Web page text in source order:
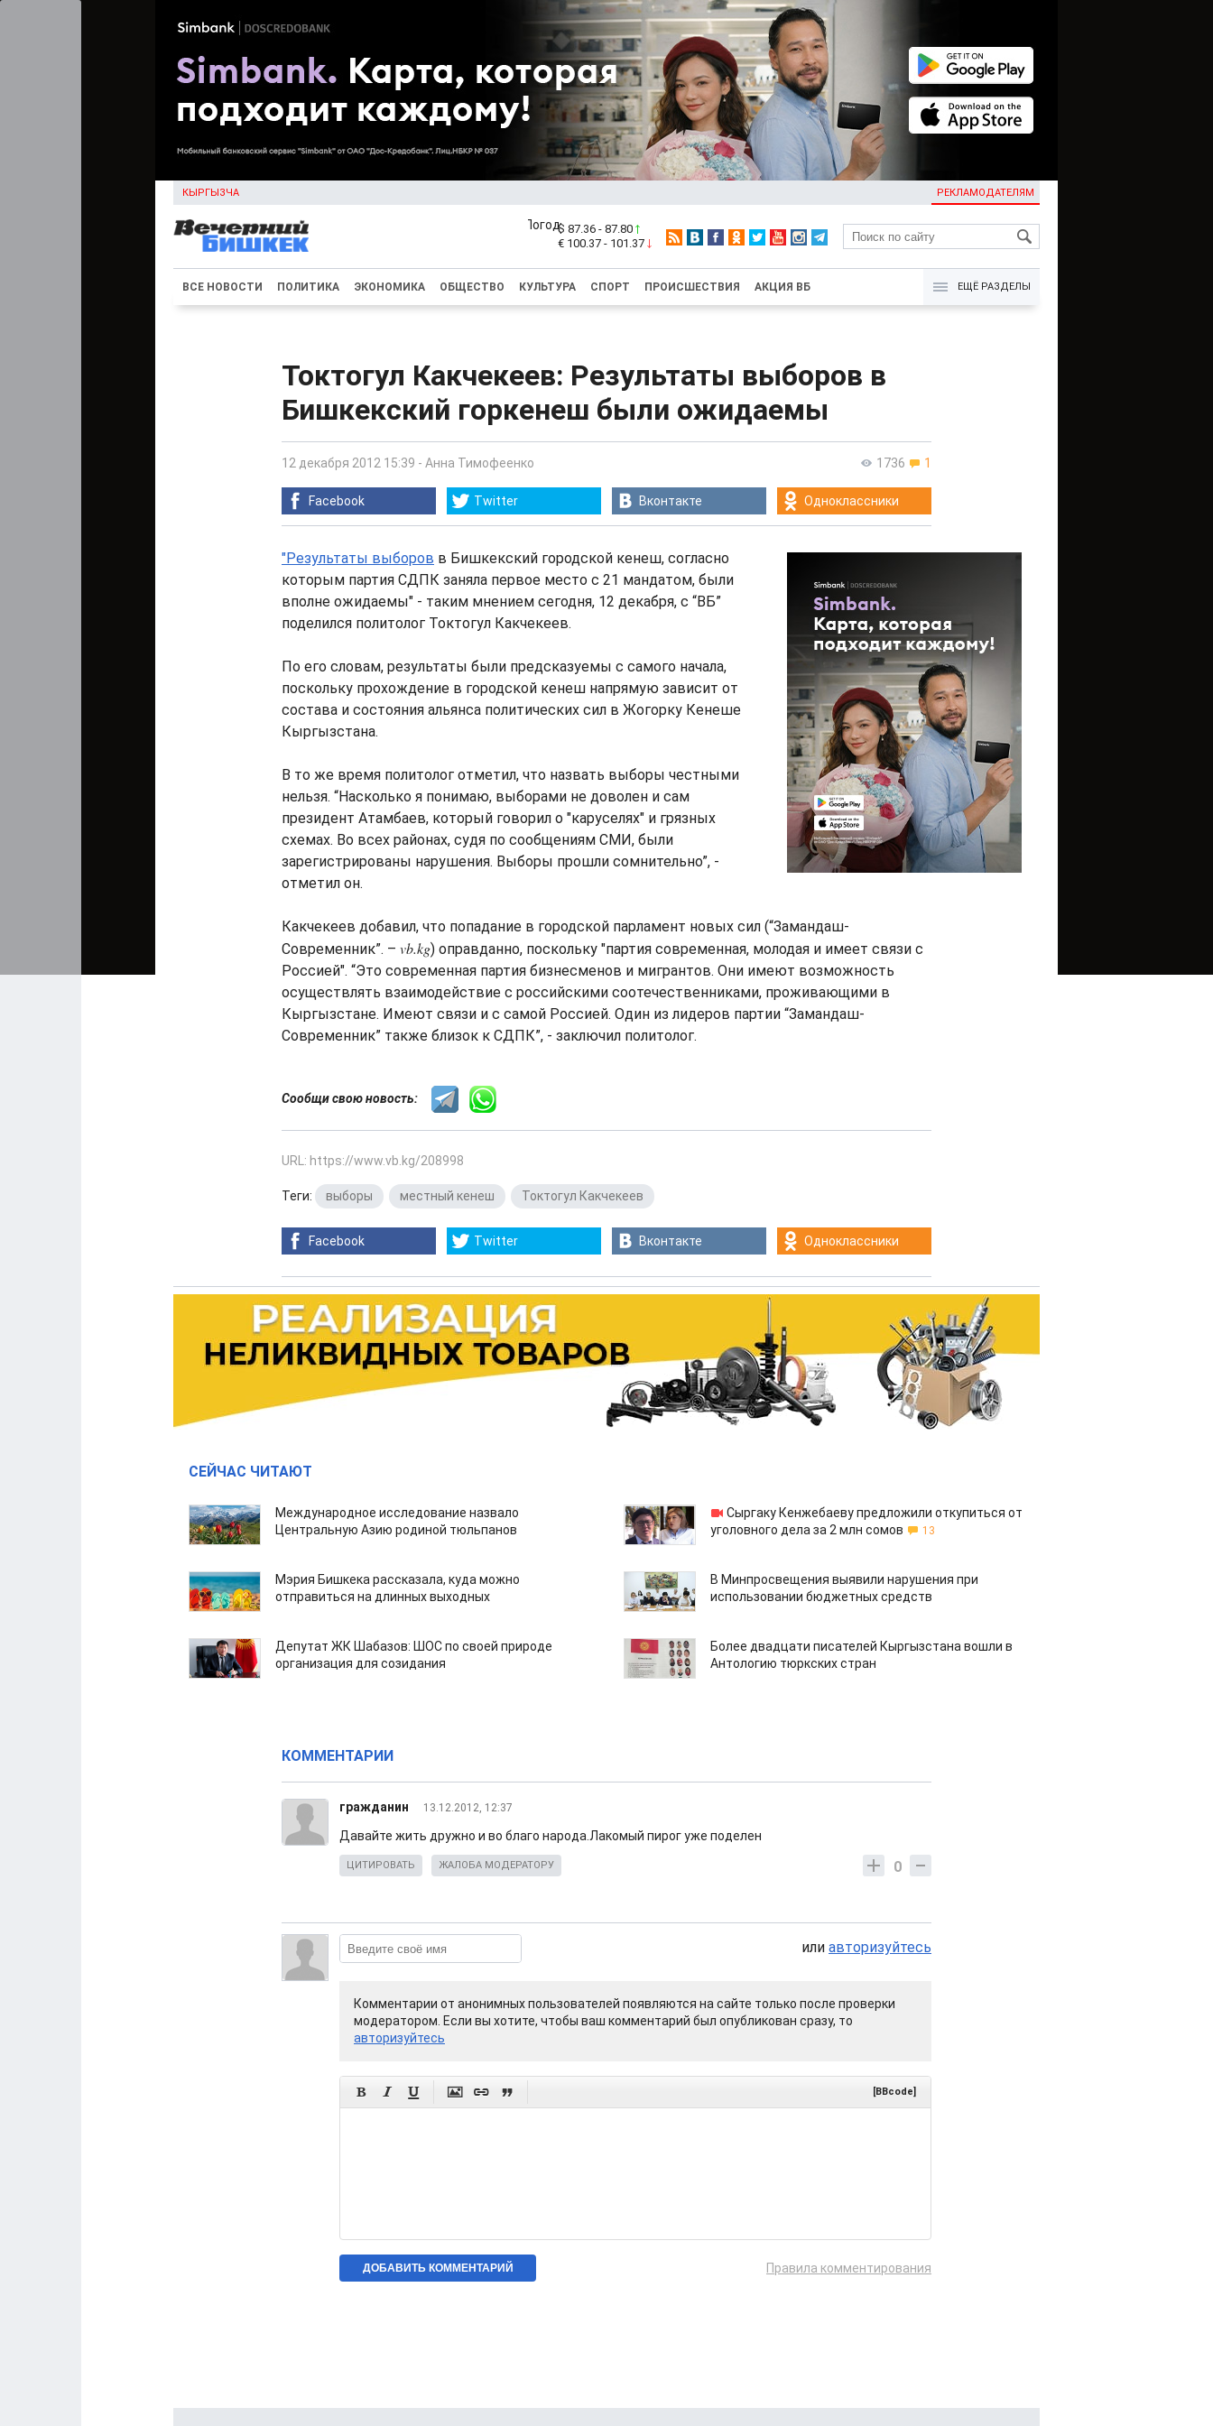
КЫРГЫЗЧА РЕКЛАМОДАТЕЛЯМ
KG
$ 87.36 - 87.80
€ 100.37 - 101.37
ВСЕ НОВОСТИ ПОЛИТИКА ЭКОНОМИКА ОБЩЕСТВО КУЛЬТУРА СПОРТ ПРОИСШЕСТВИЯ АКЦИЯ ВБ ЕЩЁ РАЗДЕЛЫ
Токтогул Какчекеев: Результаты выборов в
Бишкекский горкенеш были ожидаемы
1736 1
12 декабря 2012 15:39 - Анна Тимофеенко
Facebook Twitter Вконтакте Одноклассники
"Результаты выборов в Бишкекский городской кенеш, согласно
которым партия СДПК заняла первое место с 21 мандатом, были
вполне ожидаемы" - таким мнением сегодня, 12 декабря, с “ВБ”
поделился политолог Токтогул Какчекеев.
По его словам, результаты были предсказуемы с самого начала,
поскольку прохождение в городской кенеш напрямую зависит от
состава и состояния альянса политических сил в Жогорку Кенеше
Кыргызстана.
В то же время политолог отметил, что назвать выборы честными
нельзя. “Насколько я понимаю, выборами не доволен и сам
президент Атамбаев, который говорил о "каруселях" и грязных
схемах. Во всех районах, судя по сообщениям СМИ, были
зарегистрированы нарушения. Выборы прошли сомнительно”, -
отметил он.
Какчекеев добавил, что попадание в городской парламент новых сил (“Замандаш-
Современник”. – vb.kg) оправданно, поскольку "партия современная, молодая и имеет связи с
Россией". “Это современная партия бизнесменов и мигрантов. Они имеют возможность
осуществлять взаимодействие с российскими соотечественниками, проживающими в
Кыргызстане. Имеют связи и с самой Россией. Один из лидеров партии “Замандаш-
Современник” также близок к СДПК”, - заключил политолог.
Сообщи свою новость:
URL: https://www.vb.kg/208998
Теги: выборы местный кенеш Токтогул Какчекеев
Facebook Twitter Вконтакте Одноклассники
СЕЙЧАС ЧИТАЮТ
Международное исследование назвало
Центральную Азию родиной тюльпанов
Сыргаку Кенжебаеву предложили откупиться от
уголовного дела за 2 млн сомов
13
Мэрия Бишкека рассказала, куда можно
отправиться на длинных выходных
В Минпросвещения выявили нарушения при
использовании бюджетных средств
Депутат ЖК Шабазов: ШОС по своей природе
организация для созидания
Более двадцати писателей Кыргызстана вошли в
Антологию тюркских стран
КОММЕНТАРИИ
гражданин 13.12.2012, 12:37
Давайте жить дружно и во благо народа.Лакомый пирог уже поделен
0
ЦИТИРОВАТЬ ЖАЛОБА МОДЕРАТОРУ
или авторизуйтесь
Комментарии от анонимных пользователей появляются на сайте только после проверки
модератором. Если вы хотите, чтобы ваш комментарий был опубликован сразу, то
авторизуйтесь
      [BBcode]
Правила комментирования